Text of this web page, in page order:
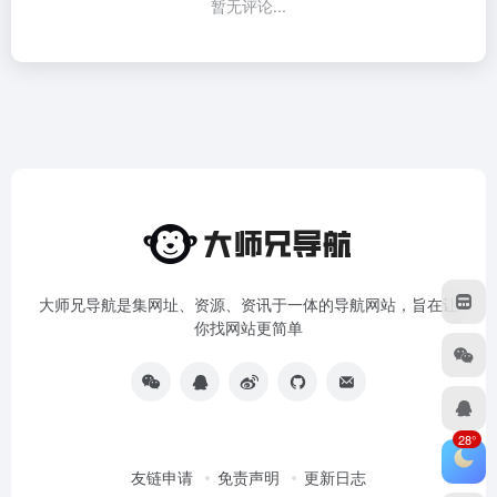
暂无评论...
大师兄导航是集网址、资源、资讯于一体的导航网站，旨在让
你找网站更简单
友链申请 免责声明 更新日志
28°